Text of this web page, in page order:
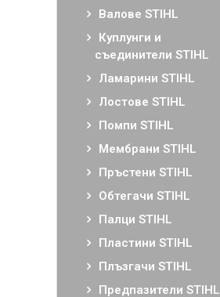
Валове STIHL
Куплунги и
съединители STIHL
Ламарини STIHL
Лостове STIHL
Помпи STIHL
Мембрани STIHL
Пръстени STIHL
Обтегачи STIHL
Палци STIHL
Пластини STIHL
Плъзгачи STIHL
Предпазители STIHL